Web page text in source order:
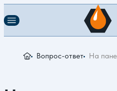
Вопрос-ответ На